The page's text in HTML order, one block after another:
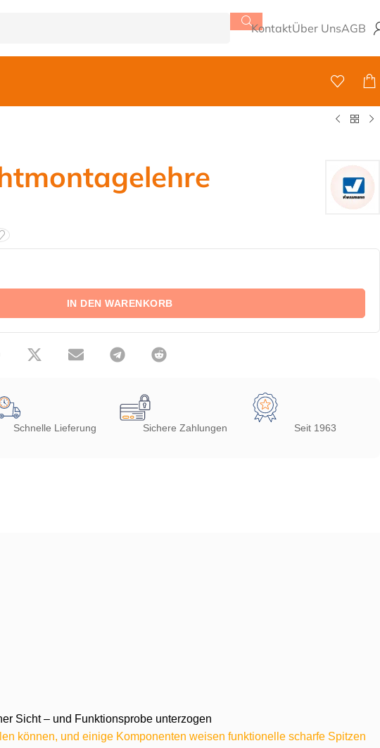
KontaktÜber UnsAGB
IN DEN WARENKORB
Schnelle Lieferung Sichere Zahlungen Seit 1963
Sicht – und Funktionsprobe unterzogen
können, und einige Komponenten weisen funktionelle scharfe Spitzen